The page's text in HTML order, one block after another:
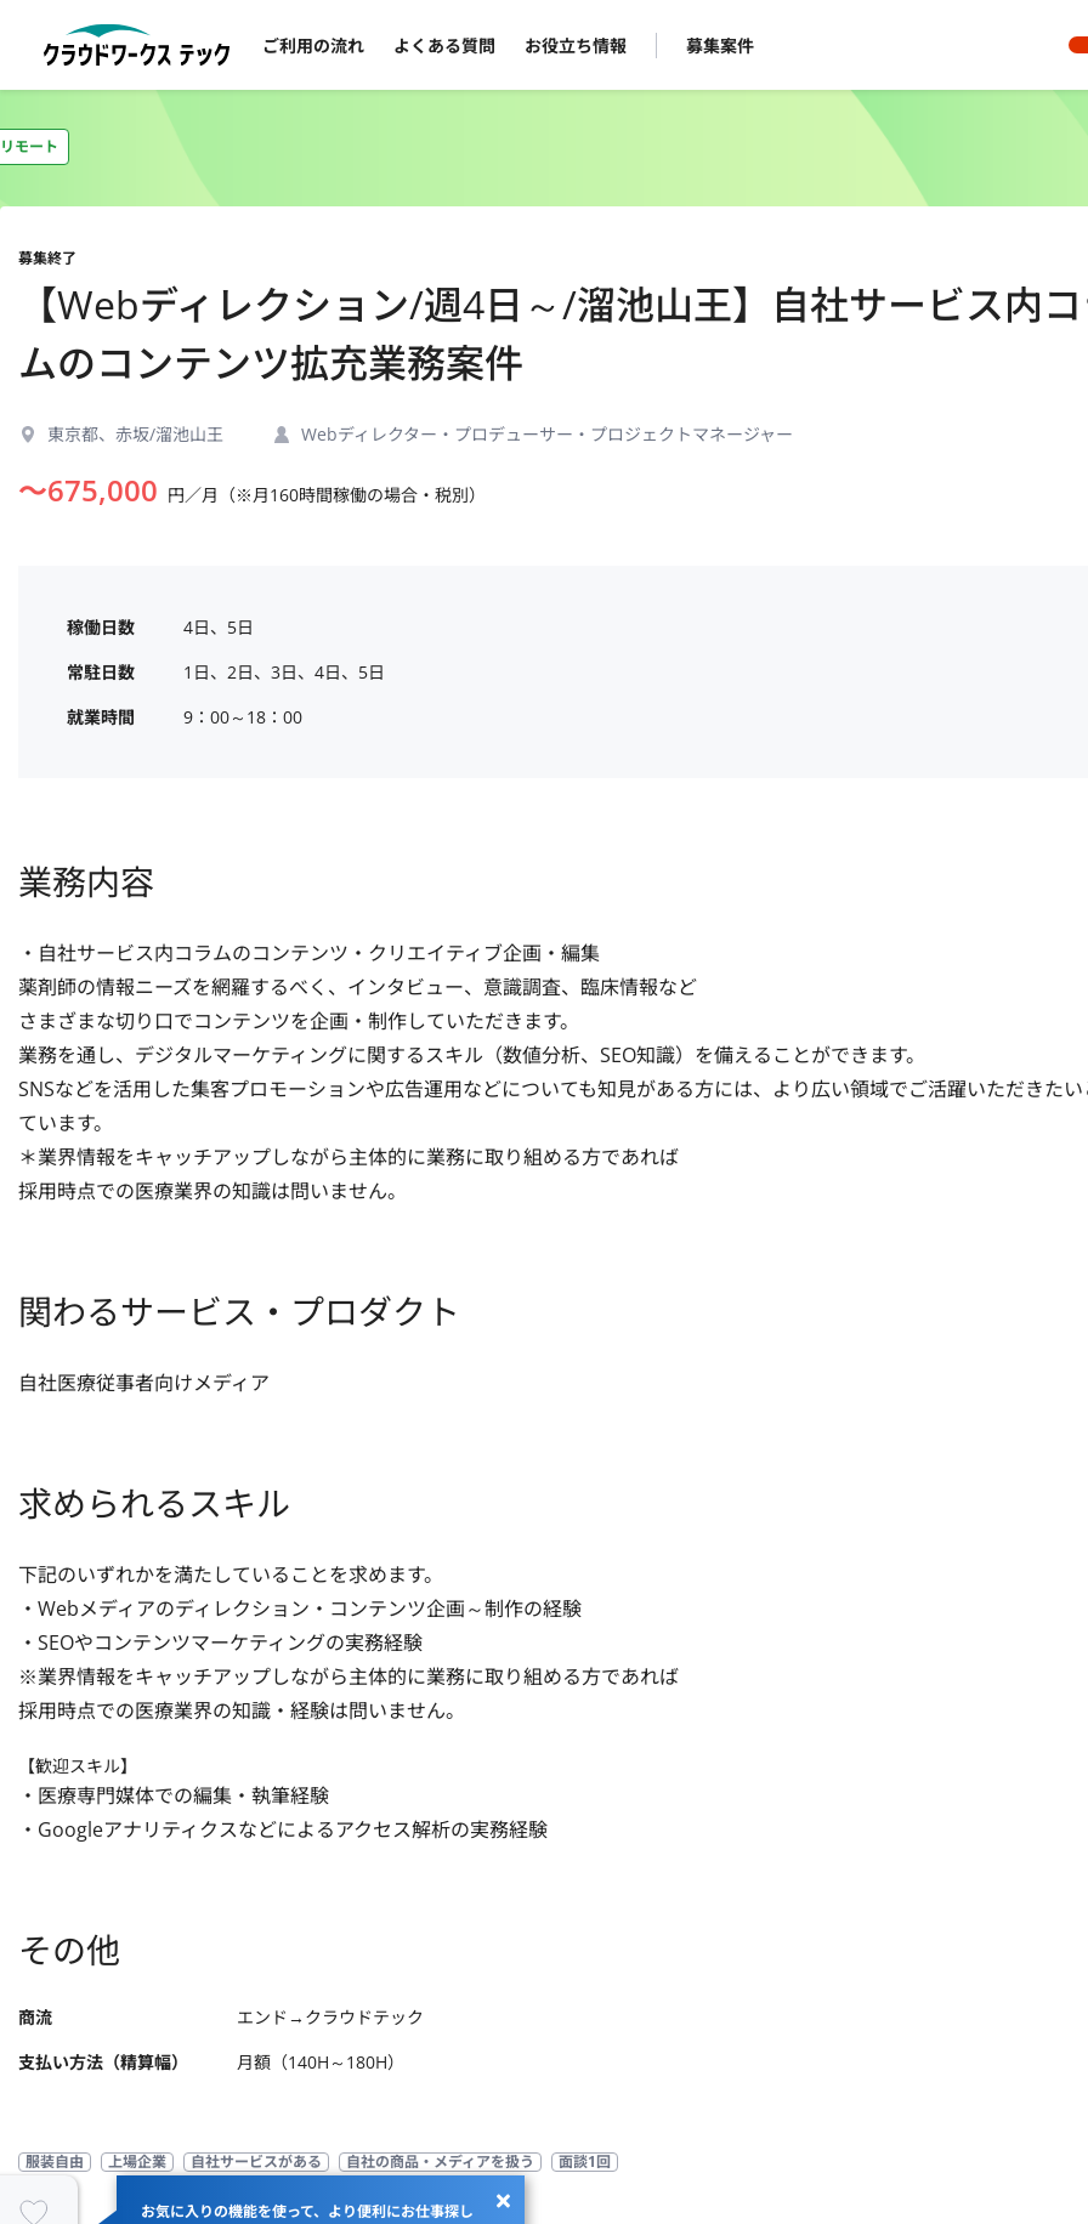
ご利用の流れ よくある質問 お役立ち情報 募集案件
お気に入りの機能を使って、より便利にお仕事探し
モート
募集終了
【Webディレクション/週4日～/溜池山王】自社サービス内
ムのコンテンツ拡充業務案件
東京都、赤坂/溜池山王 Webディレクター・プロデューサー・プロジェクトマネージャー
〜675,000 円／月（※月160時間稼働の場合・税別）
稼働日数
4日、5日
常駐日数
1日、2日、3日、4日、5日
就業時間
9：00～18：00
業務内容
・自社サービス内コラムのコンテンツ・クリエイティブ企画・編集
薬剤師の情報ニーズを網羅するべく、インタビュー、意識調査、臨床情報など
さまざまな切り口でコンテンツを企画・制作していただきます。
業務を通し、デジタルマーケティングに関するスキル（数値分析、SEO知識）を備えることができます。
SNSなどを活用した集客プロモーションや広告運用などについても知見がある方には、より広い領域でご活躍いただきた
ています。
＊業界情報をキャッチアップしながら主体的に業務に取り組める方であれば
採用時点での医療業界の知識は問いません。
関わるサービス・プロダクト
自社医療従事者向けメディア
求められるスキル
下記のいずれかを満たしていることを求めます。
・Webメディアのディレクション・コンテンツ企画～制作の経験
・SEOやコンテンツマーケティングの実務経験
※業界情報をキャッチアップしながら主体的に業務に取り組める方であれば
採用時点での医療業界の知識・経験は問いません。
【歓迎スキル】
・医療専門媒体での編集・執筆経験
・Googleアナリティクスなどによるアクセス解析の実務経験
その他
商流
エンド→クラウドテック
支払い方法（精算幅）
月額（140H～180H）
服装自由 上場企業 自社サービスがある 自社の商品・メディアを扱う 面談1回